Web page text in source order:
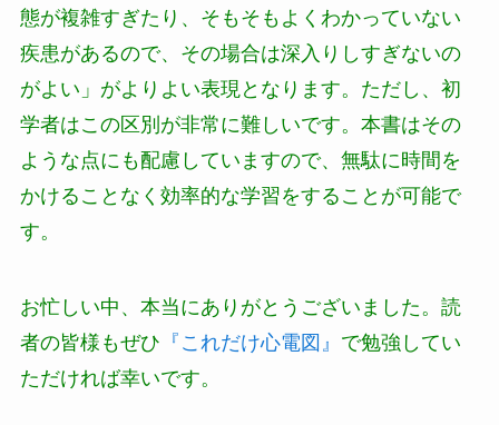
態が複雑すぎたり、そもそもよくわかっていない
疾患があるので、その場合は深入りしすぎないの
がよい」がよりよい表現となります。 ただし、初
学者はこの区別が非常に難しいです。本書はその
ような点にも配慮していますので、無駄に時間を
かけることなく効率的な学習をすることが可能で
す。
お忙しい中、本当にありがとうございました。読
者の皆様もぜひ 『これだけ心電図』 で勉強してい
ただければ幸いです。